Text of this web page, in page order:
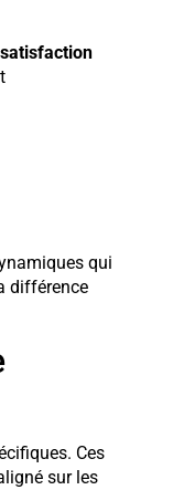
satisfaction
qui
différence
Ces
sur les